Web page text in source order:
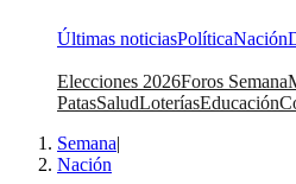
Últimas noticiasPolíticaNación
Elecciones 2026Foros Semana
PatasSaludLoteríasEducación
Semana|
Nación